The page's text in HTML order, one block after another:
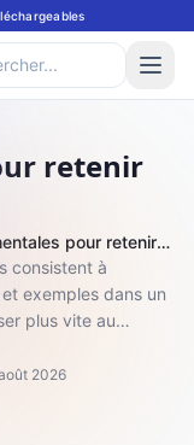
retenir
Les cartes mentales pour retenir les maths au collège
consistent à
exemples dans un
plus vite au
2026